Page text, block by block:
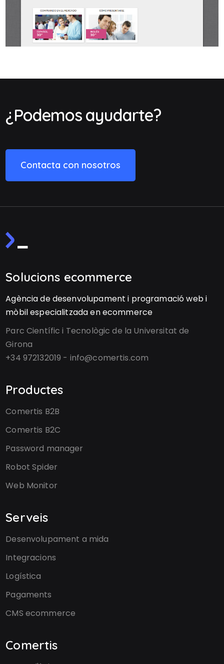
¿Podemos ayudarte?
Contacta con nosotros
Solucions ecommerce
Agència de desenvolupament i programació web i
mòbil especialitzada en ecommerce
Parc Científic i Tecnològic de la Universitat de
Girona
+34 972132019 - info@comertis.com
Productes
Comertis B2B
Comertis B2C
Password manager
Robot Spider
Web Monitor
Serveis
Desenvolupament a mida
Integracions
Logística
Pagaments
CMS ecommerce
Comertis